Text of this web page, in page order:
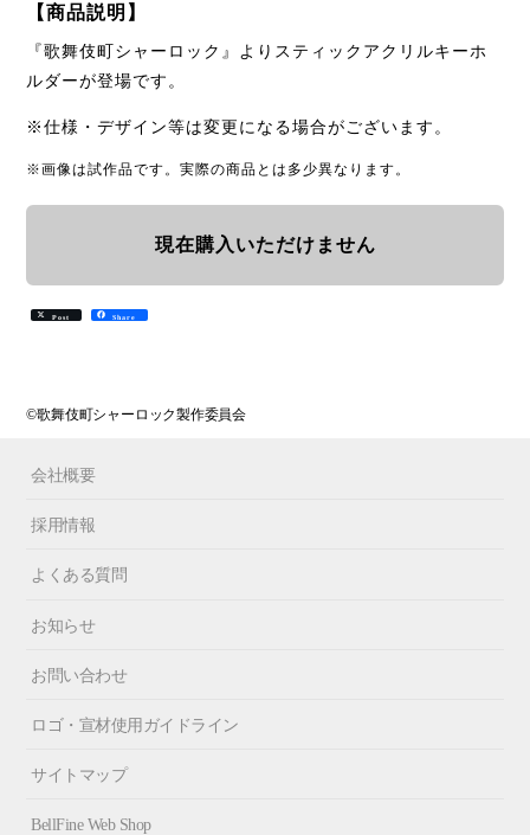
【商品説明】
『歌舞伎町シャーロック』よりスティックアクリルキーホ
ルダーが登場です。
※仕様・デザイン等は変更になる場合がございます。
※画像は試作品です。実際の商品とは多少異なります。
現在購入いただけません
Post Share
©歌舞伎町シャーロック製作委員会
会社概要
採用情報
よくある質問
お知らせ
お問い合わせ
ロゴ・宣材使用ガイドライン
サイトマップ
BellFine Web Shop